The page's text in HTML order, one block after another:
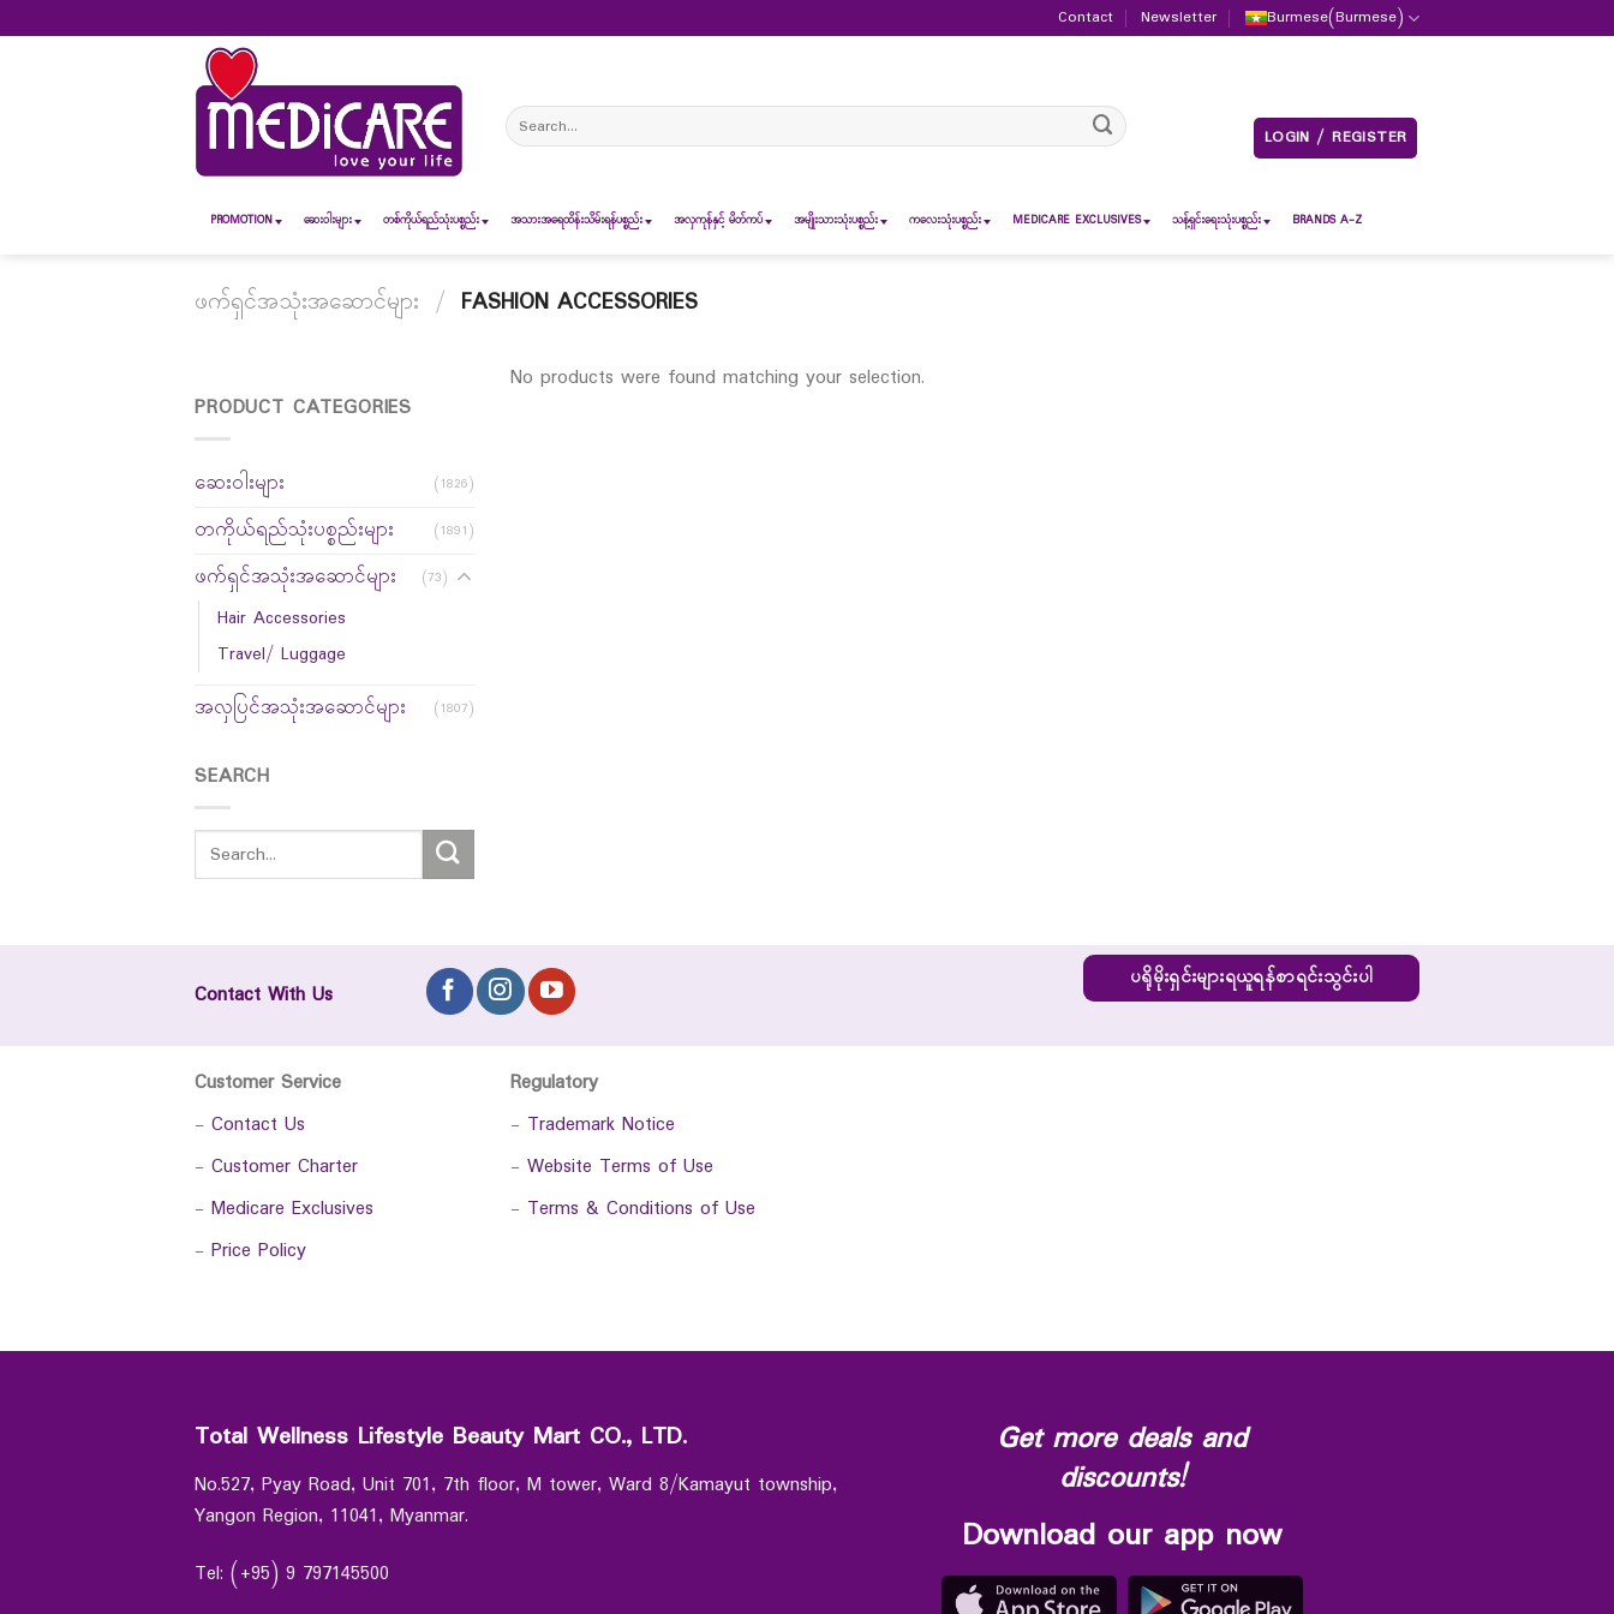
to
Contact Newsletter Burmese(Burmese)
Search
for:
LOGIN / REGISTER
PROMOTION ဆေး၀ါးများ တစ်ကိုယ်ရည်သုံးပစ္စည်း အသားအရေထိန်းသိမ်းရန်ပစ္စည်း အလှကုန်နှင့် မိတ်ကပ် အမျိုးသားသုံးပစ္စည်း ကလေးသုံးပစ္စည်း MEDICARE EXCLUSIVES သန့်ရှင်းရေးသုံးပစ္စည်း BRANDS A-Z
ဖက်ရှင်အသုံးအဆောင်များ / FASHION ACCESSORIES
PRODUCT CATEGORIES
ဆေးဝါးများ (1826)
တကိုယ်ရည်သုံးပစ္စည်းများ (1891)
ဖက်ရှင်အသုံးအဆောင်များ (73)
Hair Accessories
Travel/ Luggage
အလှပြင်အသုံးအဆောင်များ (1807)
SEARCH
No products were found matching your selection.
Contact With Us
ပရိုမိုးရှင်းများရယူရန်စာရင်းသွင်းပါ
Customer Service
- Contact Us
- Customer Charter
- Medicare Exclusives
- Price Policy
Regulatory
- Trademark Notice
- Website Terms of Use
- Terms & Conditions of Use
Total Wellness Lifestyle Beauty Mart CO., LTD.
No.527, Pyay Road, Unit 701, 7th floor, M tower, Ward 8/Kamayut township,
Yangon Region, 11041, Myanmar.
Tel: (+95) 9 797145500
Get more deals and
discounts!
Download our app now